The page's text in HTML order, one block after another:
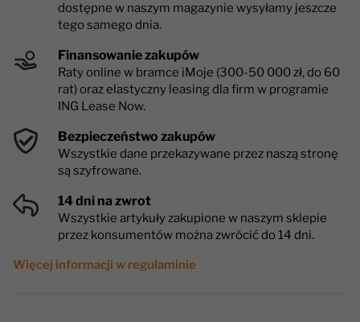
dostępne w naszym magazynie wysyłamy jeszcze
tego samego dnia.
Finansowanie zakupów
Raty online w bramce iMoje (300-50 000 zł, do 60
rat) oraz elastyczny leasing dla firm w programie
ING Lease Now.
Bezpieczeństwo zakupów
Wszystkie dane przekazywane przez naszą stronę
są szyfrowane.
14 dni na zwrot
Wszystkie artykuły zakupione w naszym sklepie
przez konsumentów można zwrócić do 14 dni.
Więcej informacji w regulaminie